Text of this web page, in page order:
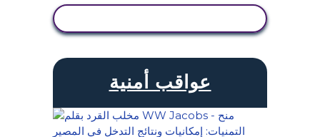
عواقب أمنية